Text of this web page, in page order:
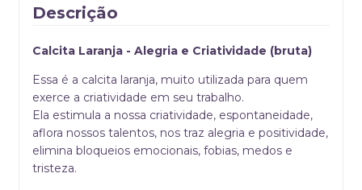
Descrição
Calcita Laranja - Alegria e Criatividade (bruta)
Essa é a calcita laranja, muito utilizada para quem
exerce a criatividade em seu trabalho.
Ela estimula a nossa criatividade, espontaneidade,
aflora nossos talentos, nos traz alegria e positividade,
elimina bloqueios emocionais, fobias, medos e
tristeza.